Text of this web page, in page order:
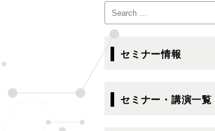
検
索:
セミナー情報
セミナー・講演一覧